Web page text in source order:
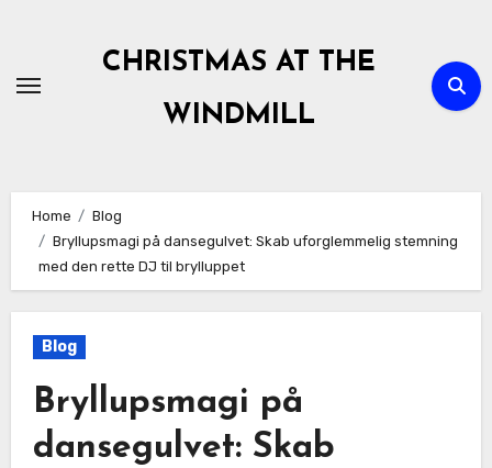
content
CHRISTMAS AT THE
WINDMILL
Home
Blog
Bryllupsmagi på dansegulvet: Skab uforglemmelig stemning
med den rette DJ til brylluppet
Blog
Bryllupsmagi på
dansegulvet: Skab